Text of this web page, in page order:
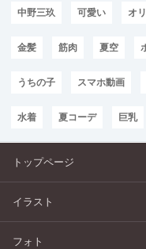
中野三玖 可愛い オ
金髪 筋肉 夏空
うちの子 スマホ動画
水着 夏コーデ 巨乳
トップページ
イラスト
フォト